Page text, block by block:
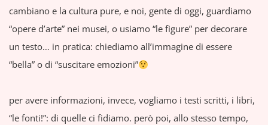
cambiano e la cultura pure, e noi, gente di oggi, guardiamo
“opere d’arte” nei musei, o usiamo “le figure” per decorare
un testo… in pratica: chiediamo all’immagine di essere
“bella” o di “suscitare emozioni”
per avere informazioni, invece, vogliamo i testi scritti, i libri,
“le fonti!”: di quelle ci fidiamo. però poi, allo stesso tempo,